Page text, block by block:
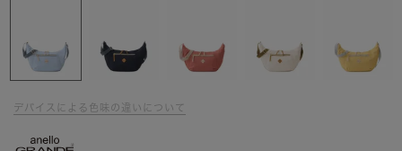
デバイスによる色味の違いについて